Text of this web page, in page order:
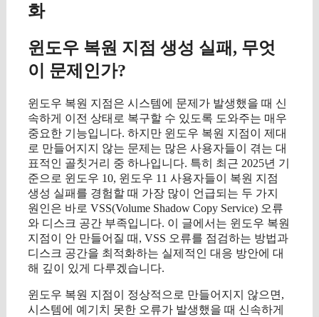
화
윈도우 복원 지점 생성 실패, 무엇
이 문제인가?
윈도우 복원 지점은 시스템에 문제가 발생했을 때 신
속하게 이전 상태로 복구할 수 있도록 도와주는 매우
중요한 기능입니다. 하지만 윈도우 복원 지점이 제대
로 만들어지지 않는 문제는 많은 사용자들이 겪는 대
표적인 골칫거리 중 하나입니다. 특히 최근 2025년 기
준으로 윈도우 10, 윈도우 11 사용자들이 복원 지점
생성 실패를 경험할 때 가장 많이 언급되는 두 가지
원인은 바로 VSS(Volume Shadow Copy Service) 오류
와 디스크 공간 부족입니다. 이 글에서는 윈도우 복원
지점이 안 만들어질 때, VSS 오류를 점검하는 방법과
디스크 공간을 최적화하는 실제적인 대응 방안에 대
해 깊이 있게 다루겠습니다.
윈도우 복원 지점이 정상적으로 만들어지지 않으면,
시스템에 예기치 못한 오류가 발생했을 때 신속하게